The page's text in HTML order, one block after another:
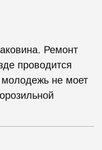
Ремонт
проводится
молодежь не моет